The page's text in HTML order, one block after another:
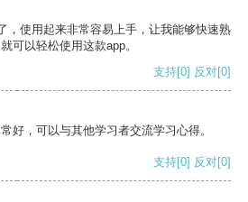
，使用起来非常容易上手，让我能够快速熟
可以轻松使用这款app。
支持[0] 反对[0]
好，可以与其他学习者交流学习心得。
支持[0] 反对[0]